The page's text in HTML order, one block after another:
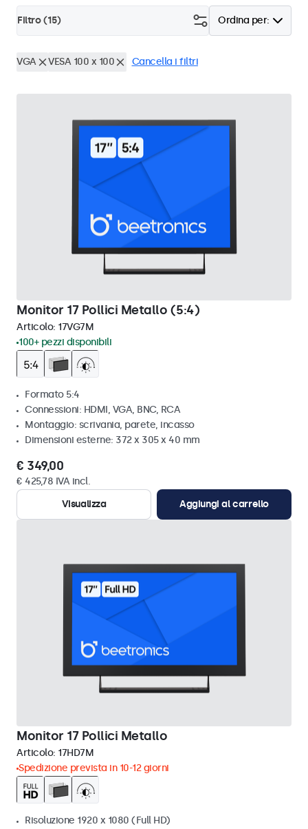
Ordina per:
Filtro (15)
VGA VESA 100 x 100 Cancella i filtri
Monitor 17 Pollici Metallo (5:4)
Articolo: 17VG7M
100+ pezzi disponibili
Formato 5:4
Connessioni: HDMI, VGA, BNC, RCA
Montaggio: scrivania, parete, incasso
Dimensioni esterne: 372 x 305 x 40 mm
€ 349,00
€ 425,78 IVA incl.
Visualizza
Aggiungi al carrello
Monitor 17 Pollici Metallo
Articolo: 17HD7M
Spedizione prevista in 10-12 giorni
Risoluzione 1920 x 1080 (Full HD)